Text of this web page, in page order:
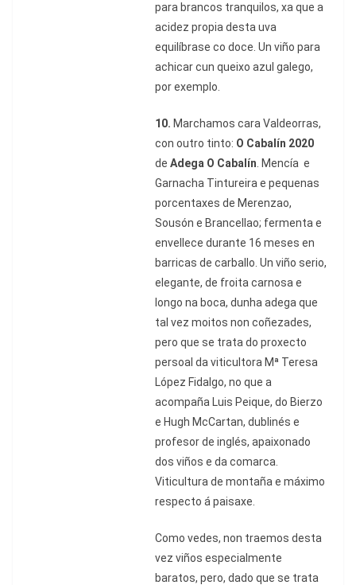
para brancos tranquilos, xa que a
acidez propia desta uva
equilíbrase co doce. Un viño para
achicar cun queixo azul galego,
por exemplo.
10. Marchamos cara Valdeorras,
con outro tinto: O Cabalín 2020
deAdega O Cabalín . Mencía e
Garnacha Tintureira e pequenas
porcentaxes de Merenzao,
Sousón e Brancellao; fermenta e
envellece durante 16 meses en
barricas de carballo. Un viño serio,
elegante, de froita carnosa e
longo na boca, dunha adega que
tal vez moitos non coñezades,
pero que se trata do proxecto
persoal da viticultora Mª Teresa
López Fidalgo, no que a
acompaña Luis Peique, do Bierzo
e Hugh McCartan, dublinés e
profesor de inglés, apaixonado
dos viños e da comarca.
Viticultura de montaña e máximo
respecto á paisaxe.
Como vedes, non traemos desta
vez viños especialmente
baratos, pero, dado que se trata